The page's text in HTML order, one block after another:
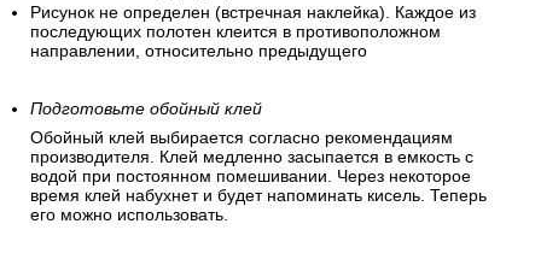
Рисунок не определен (встречная наклейка). Каждое из
последующих полотен клеится в противоположном
направлении, относительно предыдущего
Подготовьте обойный клей
Обойный клей выбирается согласно рекомендациям
производителя. Клей медленно засыпается в емкость с
водой при постоянном помешивании. Через некоторое
время клей набухнет и будет напоминать кисель. Теперь
его можно использовать.